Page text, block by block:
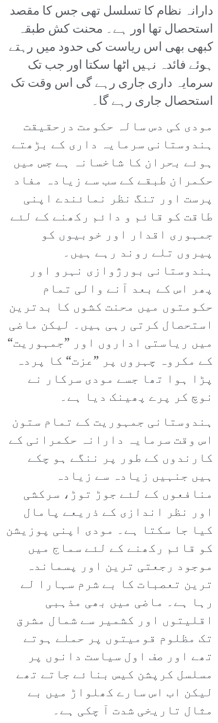
دارانہ نظام کا تسلسل تھی جس کا مقصد
استحصال تھا اور ہے۔ محنت کش طبقہ
کبھی بھی اس ریاست کی حدود میں رہتے
ہوئے فائدہ نہیں اٹھا سکتا اور جب تک
سرمایہ داری جاری رہے گی اس وقت تک
استحصال جاری رہے گا۔
مودی کی دس سالہ حکومت درحقیقت
ہندوستانی سرمایہ داری کے بڑھتے
ہوئے بحران کا شاخسانہ ہے جس میں
حکمران طبقے کے سب سے زیادہ مفاد
پرست اور تنگ نظر نمائندے اپنی
طاقت کو قائم و دائم رکھنے کے لئے
جمہوری اقدار اور خوبیوں کو
پیروں تلے روند رہے ہیں۔
ہندوستانی بورژوازی نہرو اور
پھر اس کے بعد آنے والی تمام
حکومتوں میں محنت کشوں کا بدترین
استحصال کرتی رہی ہیں۔ لیکن ماضی
میں ریاستی اداروں اور ”جمہوریت“
کے مکروہ چہروں پر ”عزت“ کا پردہ
پڑا ہوا تھا جسے مودی سرکار نے
نوچ کر پرے پھینک دیا ہے۔
ہندوستانی جمہوریت کے تمام ستون
اس وقت سرمایہ دارانہ حکمرانی کے
کارندوں کے طور پر ننگے ہو چکے
ہیں جنہیں زیادہ سے زیادہ
منافعوں کے لئے جوڑ توڑ، سرکشی
اور نظر اندازی کے ذریعے پامال
کیا جا سکتا ہے۔ مودی اپنی پوزیشن
کو قائم رکھنے کے لئے سماج میں
موجود رجعتی ترین اور پسماندہ
ترین تعصبات کا بے شرم سہارا لے
رہا ہے۔ ماضی میں بھی مذہبی
اقلیتوں اور کشمیر سے شمال مشرق
تک مظلوم قومیتوں پر حملے ہوتے
تھے اور صف اول سیاست دانوں پر
مسلسل کرپشن کیس بنائے جاتے تھے
لیکن اب اس سارے کھلواڑ میں بے
مثال تاریخی شدت آ چکی ہے۔